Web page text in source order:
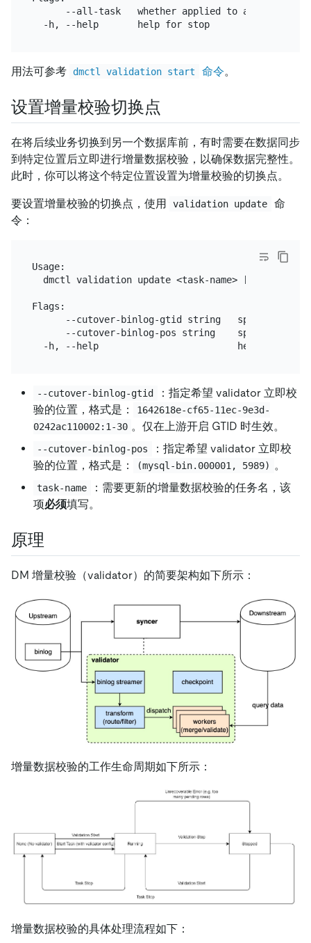
      --all-task   whether applied to all tasks
  -h, --help       help for stop
用法可参考 dmctl validation start 命令。
设置增量校验切换点
在将后续业务切换到另一个数据库前，有时需要在数据同步
到特定位置后立即进行增量数据校验，以确保数据完整性。
此时，你可以将这个特定位置设置为增量校验的切换点。
要设置增量校验的切换点，使用 validation update
命
令：
Usage:
  dmctl validation update <task-name> [flags]
Flags:
--cutover-binlog-gtid string   specify the
--cutover-binlog-pos string    specify the
--cutover-binlog-gtid
：指定希望 validator 立即校
验的位置，格式是：
1642618e-cf65-11ec-9e3d-
0242ac110002:1-30 。仅在上游开启 GTID 时生效。
--cutover-binlog-pos
：指定希望 validator 立即校
验的位置，格式是：
(mysql-bin.000001, 5989) 。
task-name
：需要更新的增量数据校验的任务名，该
项必须填写。
原理
DM 增量校验（validator）的简要架构如下所示：
增量数据校验的工作生命周期如下所示：
增量数据校验的具体处理流程如下：